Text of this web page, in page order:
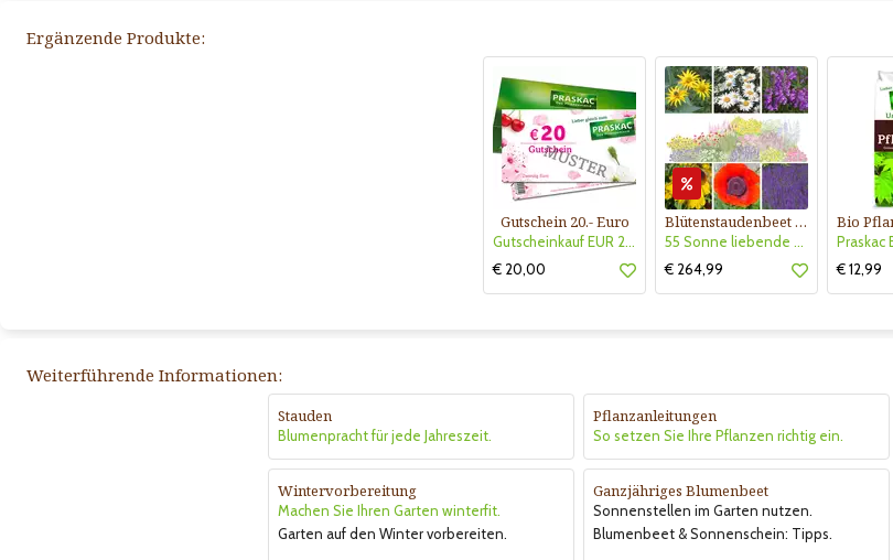
Ergänzende Produkte:
Gutschein 20.- Euro
Gutscheinkauf EUR 20.-
€ 20,00
Blütenstaudenbeet Kollektion Nr. 504
55 Sonne liebende Stauden für 6 m² Beet mit Pflanzplan
€ 264,99
€ 12,99
Weiterführende Informationen:
Stauden
Blumenpracht für jede Jahreszeit.
Pflanzanleitungen
So setzen Sie Ihre Pflanzen richtig ein.
Wintervorbereitung
Machen Sie Ihren Garten winterfit.
Garten auf den Winter vorbereiten.
Ganzjähriges Blumenbeet
Sonnenstellen im Garten nutzen.
Blumenbeet & Sonnenschein: Tipps.